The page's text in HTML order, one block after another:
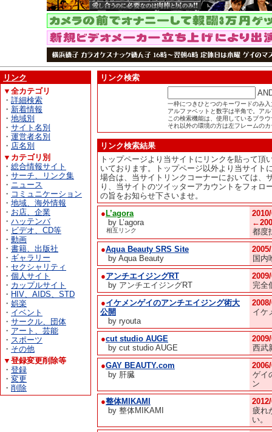
リンク
▼全カテゴリ
・ 詳細検索
・ 新着情報
・ 地域別
・ サイト名別
・ 運営者名別
・ 店名別
▼カテゴリ別
・ 総合情報サイト
・ サーチ、リンク集
・ ニュース
・ コミュニケーション
・ 地域、海外情報
・ お店、企業
・ ハッテンバ
・ ビデオ、CD等
・ 動画
・ 書籍、出版社
・ ギャラリー
・ セクシャリティ
・ 個人サイト
・ カップルサイト
・ HIV、AIDS、STD
・ 娯楽
・ イベント
・ サークル、団体
・ アート、芸能
・ スポーツ
・ その他
▼登録変更削除等
・ 登録
・ 変更
・ 削除
リンク検索
一枠につきひとつのキーワードのみ
アルファベットと数字は半角で。ア
この検索機能は、使用しているブラ
それ以外の環境の方は左フレームの
リンク検索結果
トップページより当サイトにリンクを貼って
いております。トップページ以外より当サイト
場合は、当サイトリンクコーナーにおいては、
り、当サイトのツイッターアカウントをフォ
の旨をお知らせ下さいませ。
● L’agora
by L’agora
相互リンク
都度
●Aqua Beauty SRS Site
by Aqua Beauty
国内
●アンチエイジングRT
by アンチエイジングRT
完全
●イケメンゲイのアンチエイジング術大
公開
by ryouta
イケ
●cut studio AUGE
by cut studio AUGE
西武
●GAY BEAUTY.com
by 肝臓
ゲイ
ン
●整体MIKAMI
by 整体MIKAMI
疲れ
い。